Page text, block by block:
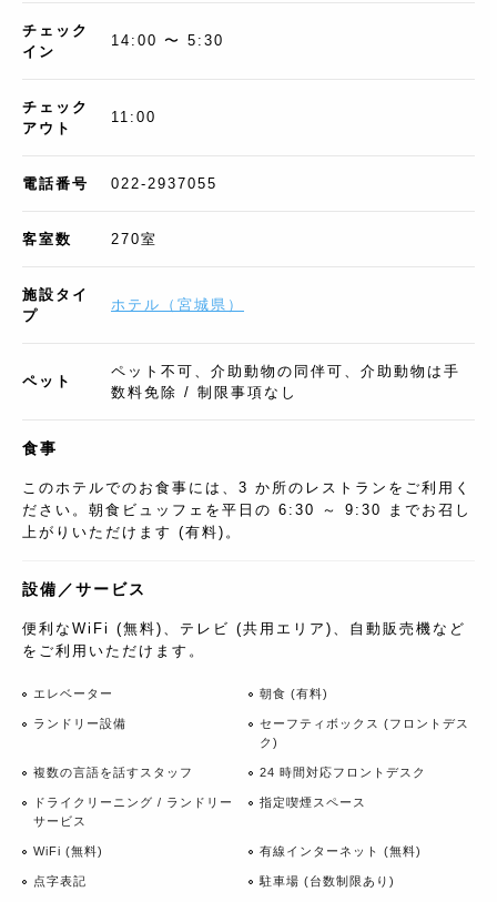
チェック
イン
14:00 〜 5:30
チェック
アウト
11:00
電話番号 022-2937055
客室数 270室
施設タイ
プ
ホテル （ 宮城県 ）
ペット
ペット不可、介助動物の同伴可、介助動物は手
数料免除 / 制限事項なし
食事
このホテルでのお食事には、3 か所のレストランをご利用く
ださい。朝食ビュッフェを平日の 6:30 ～ 9:30 までお召し
上がりいただけます (有料)。
設備／サービス
便利なWiFi (無料)、テレビ (共用エリア)、自動販売機など
をご利用いただけます。
エレベーター 朝食 (有料)
ランドリー設備
セーフティボックス (フロントデス
ク)
複数の言語を話すスタッフ 24 時間対応フロントデスク
ドライクリーニング / ランドリー
サービス
指定喫煙スペース
WiFi (無料) 有線インターネット (無料)
点字表記 駐車場 (台数制限あり)